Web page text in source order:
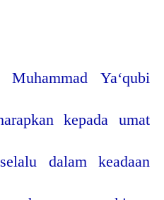
Ya‘qubi
kepada umat
dalam keadaan